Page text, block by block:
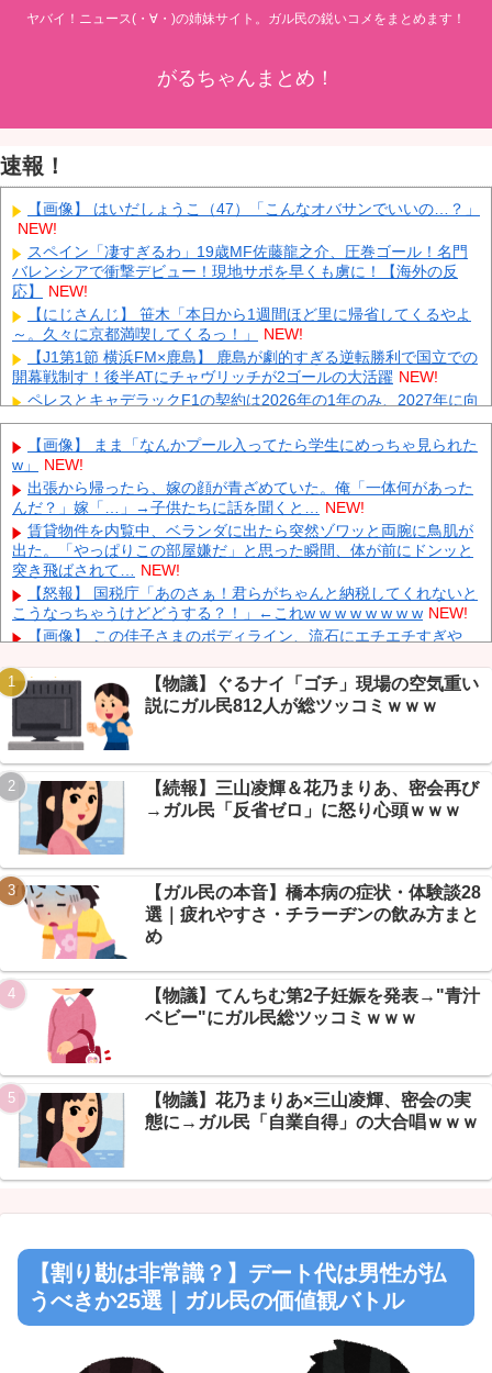
ヤバイ！ニュース(・∀・)の姉妹サイト。ガル民の鋭いコメをまとめます！
がるちゃんまとめ！
速報！
【画像】 はいだしょうこ（47）「こんなオバサンでいいの…？」
NEW!
スペイン「凄すぎるわ」19歳MF佐藤龍之介、圧巻ゴール！名門
バレンシアで衝撃デビュー！現地サポを早くも虜に！【海外の反
応】
NEW!
【にじさんじ】 笹木「本日から1週間ほど里に帰省してくるやよ
～。久々に京都満喫してくるっ！」
NEW!
【J1第1節 横浜FM×鹿島】 鹿島が劇的すぎる逆転勝利で国立での
開幕戦制す！後半ATにチャヴリッチが2ゴールの大活躍 NEW!
ペレスとキャデラックF1の契約は2026年の1年のみ、2027年に向
けてウィリアムズと交渉開始との情報 NEW!
日産e-power、無給油で1980km走行しギネス記録を達成、無駄な
発電や送電ロスなくEVよりエコを証明
【動画】 広島記念公園を追い出された左翼さん、流石にキモすぎ
て炎上 NEW!
中国「大洪水！」三峡ダム「大雨で増水（台風直撃前」中国ダム
「緊急放流！」中国鉄道「列車が走行中に流される」中国避難所
「支援物資は有料です」謎の勢力「え」→
中国Zbtlink製ルーター20機種にバックドア見つかる 外部から完全
制御のおそれ NEW!
「中国人ってこんなに嫌われているの？」日本生活9年目で明か
Powered by livedoor 相互RSS
【画像】 まま「なんかプール入ってたら学生にめっちゃ見られた
w」
NEW!
出張から帰ったら、嫁の顔が青ざめていた。俺「一体何があった
んだ？」嫁「…」→子供たちに話を聞くと… NEW!
賃貸物件を内覧中、ベランダに出たら突然ゾワッと両腕に鳥肌が
出た。「やっぱりこの部屋嫌だ」と思った瞬間、体が前にドンッと
突き飛ばされて… NEW!
【怒報】 国税庁「あのさぁ！君らがちゃんと納税してくれないと
こうなっちゃうけどどうする？！」←これw w w w w w w w NEW!
【画像】 この佳子さまのボディライン、流石にエチエチすぎや
【物議】カズレーザー「任意保険は強制にしろ」→なんG民「そ
れただの金持ち理論」と反論ｗｗｗ
NEW!
【続報】ホロライブ『ホロドリ』、まさかのセルラン1位に返り
咲き→なんG民「覇権やん」ｗｗｗ
【朗報】エッヂ民の文鳥(4ヶ月)、かわいさで完全制圧→愛鳥自慢
合戦に発展ｗｗｗ
NEW!
【衝撃】モモンガどうなった…ちいかわ最新話で入れ替わり説→
ファン考察盛り上がりｗｗｗ
【衝撃】年金8ヶ月未納で手足失った男性、障害年金97万円が一
生ゼロに→スレ民「免除すれば」ｗｗｗ NEW!
Powered by livedoor 相互RSS
【物議】ぐるナイ「ゴチ」現場の空気重い
説にガル民812人が総ツッコミｗｗｗ
【続報】三山凌輝＆花乃まりあ、密会再び
→ガル民「反省ゼロ」に怒り心頭ｗｗｗ
【ガル民の本音】橋本病の症状・体験談28
選｜疲れやすさ・チラーヂンの飲み方まと
め
【物議】てんちむ第2子妊娠を発表→"青汁
ベビー"にガル民総ツッコミｗｗｗ
【物議】花乃まりあ×三山凌輝、密会の実
態に→ガル民「自業自得」の大合唱ｗｗｗ
【割り勘は非常識？】デート代は男性が払
うべきか25選｜ガル民の価値観バトル